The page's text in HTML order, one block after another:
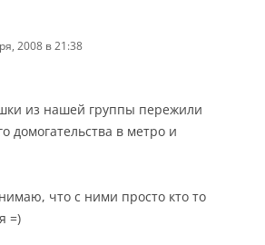
2008 в 21:38
из нашей группы пережили
домогательства в метро и
что с ними просто кто то
=)